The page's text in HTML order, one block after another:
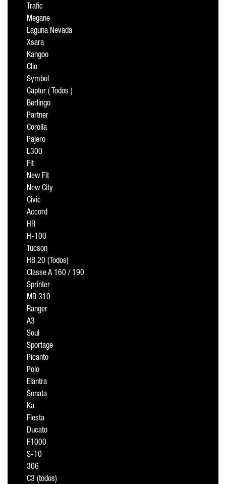
Trafic
Megane
Laguna Nevada
Xsara
Kangoo
Clio
Symbol
Captur ( Todos )
Berlingo
Partner
Corolla
Pajero
L300
Fit
New Fit
New City
Civic
Accord
HR
H-100
Tucson
HB 20 (Todos)
Classe A 160 / 190
Sprinter
MB 310
Ranger
A3
Soul
Sportage
Picanto
Polo
Elantra
Sonata
Ka
Fiesta
Ducato
F1000
S-10
306
C3 (todos)